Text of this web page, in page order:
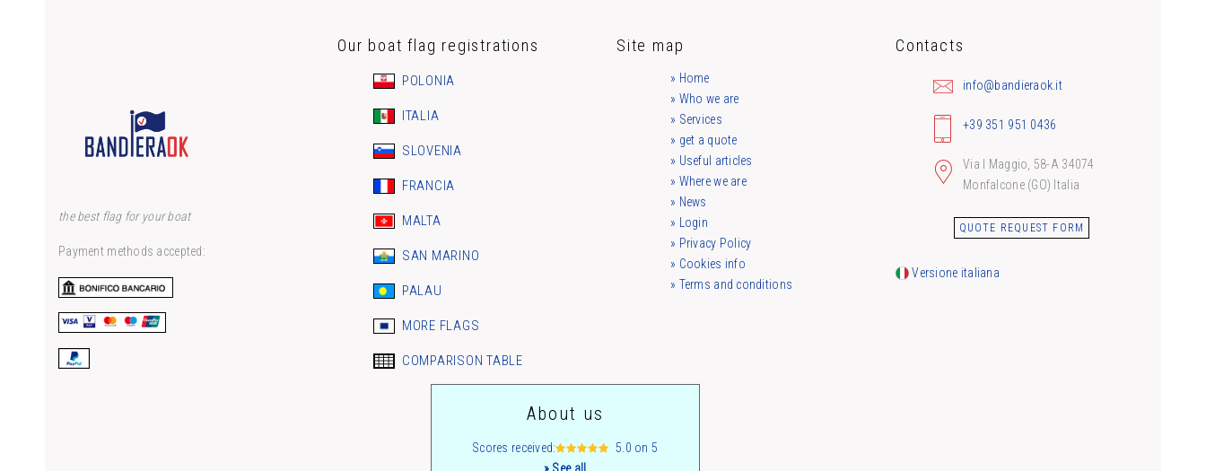
the best flag for your boat
Payment methods accepted:
Our boat flag registrations
POLONIA
ITALIA
SLOVENIA
FRANCIA
MALTA
SAN MARINO
PALAU
MORE FLAGS
COMPARISON TABLE
Site map
» Home
» Who we are
» Services
» get a quote
» Useful articles
» Where we are
» News
» Login
» Privacy Policy
» Cookies info
» Terms and conditions
Contacts
info@bandieraok.it
+39 351 951 0436
Via I Maggio, 58-A 34074
Monfalcone (GO) Italia
QUOTE REQUEST FORM
Versione italiana
About us
Scores received:
5.0 on 5
» See all